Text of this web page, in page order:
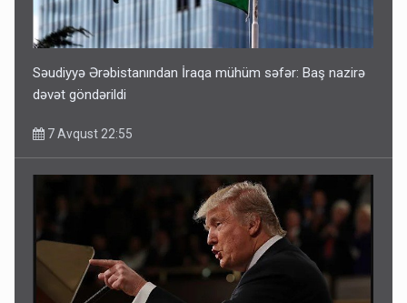
Səudiyyə Ərəbistanından İraqa mühüm səfər: Baş nazirə
dəvət göndərildi
7 Avqust 22:55